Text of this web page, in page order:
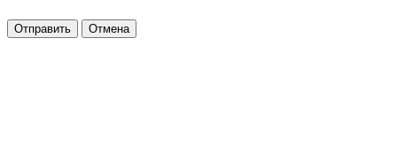
Отправить Отмена